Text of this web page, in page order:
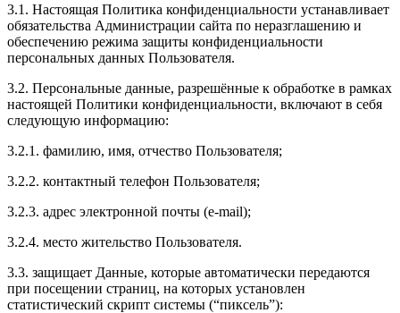
3.1. Настоящая Политика конфиденциальности устанавливает
обязательства Администрации сайта по неразглашению и
обеспечению режима защиты конфиденциальности
персональных данных Пользователя.
3.2. Персональные данные, разрешённые к обработке в рамках
настоящей Политики конфиденциальности, включают в себя
следующую информацию:
3.2.1. фамилию, имя, отчество Пользователя;
3.2.2. контактный телефон Пользователя;
3.2.3. адрес электронной почты (e-mail);
3.2.4. место жительство Пользователя.
3.3. защищает Данные, которые автоматически передаются
при посещении страниц, на которых установлен
статистический скрипт системы (“пиксель”):